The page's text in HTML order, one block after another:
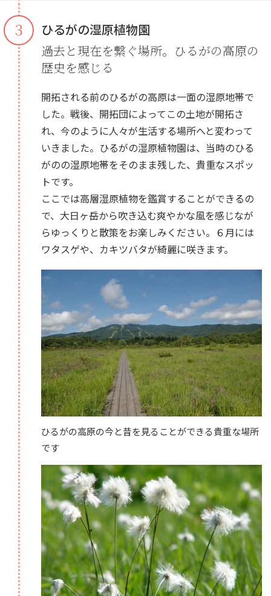
３
ひるがの湿原植物園
過去と現在を繋ぐ場所。ひるがの高原の
歴史を感じる
開拓される前のひるがの高原は一面の湿原地帯で
した。戦後、開拓団によってこの土地が開拓さ
れ、今のように人々が生活する場所へと変わって
いきました。ひるがの湿原植物園は、当時のひる
がのの湿原地帯をそのまま残した、貴重なスポッ
トです。
ここでは高層湿原植物を鑑賞することができるの
で、大日ヶ岳から吹き込む爽やかな風を感じなが
らゆっくりと散策をお楽しみください。６月には
ワタスゲや、カキツバタが綺麗に咲きます。
ひるがの高原の今と昔を見ることができる貴重な場所
です